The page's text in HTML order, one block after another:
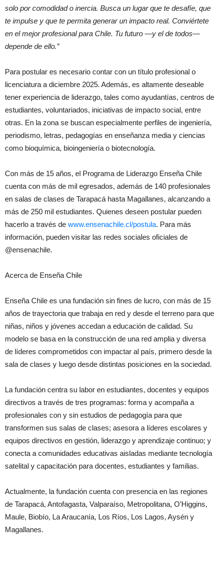
solo por comodidad o inercia. Busca un lugar que te desafíe, que
te impulse y que te permita generar un impacto real. Conviértete
en el mejor profesional para Chile. Tu futuro —y el de todos—
depende de ello.”
Para postular es necesario contar con un título profesional o
licenciatura a diciembre 2025. Además, es altamente deseable
tener experiencia de liderazgo, tales como ayudantías, centros de
estudiantes, voluntariados, iniciativas de impacto social, entre
otras. En la zona se buscan especialmente perfiles de ingeniería,
periodismo, letras, pedagogías en enseñanza media y ciencias
como bioquímica, bioingeniería o biotecnología.
Con más de 15 años, el Programa de Liderazgo Enseña Chile
cuenta con más de mil egresados, además de 140 profesionales
en salas de clases de Tarapacá hasta Magallanes, alcanzando a
más de 250 mil estudiantes. Quienes deseen postular pueden
hacerlo a través de www.ensenachile.cl/postula. Para más
información, pueden visitar las redes sociales oficiales de
@ensenachile.
Acerca de Enseña Chile
Enseña Chile es una fundación sin fines de lucro, con más de 15
años de trayectoria que trabaja en red y desde el terreno para que
niñas, niños y jóvenes accedan a educación de calidad. Su
modelo se basa en la construcción de una red amplia y diversa
de líderes comprometidos con impactar al país, primero desde la
sala de clases y luego desde distintas posiciones en la sociedad.
La fundación centra su labor en estudiantes, docentes y equipos
directivos a través de tres programas: forma y acompaña a
profesionales con y sin estudios de pedagogía para que
transformen sus salas de clases; asesora a líderes escolares y
equipos directivos en gestión, liderazgo y aprendizaje continuo; y
conecta a comunidades educativas aisladas mediante tecnología
satelital y capacitación para docentes, estudiantes y familias.
Actualmente, la fundación cuenta con presencia en las regiones
de Tarapacá, Antofagasta, Valparaíso, Metropolitana, O’Higgins,
Maule, Biobío, La Araucanía, Los Ríos, Los Lagos, Aysén y
Magallanes.